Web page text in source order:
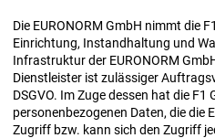
Die EURONORM GmbH nimmt die
Einrichtung, Instandhaltung und
Infrastruktur der EURONORM
Dienstleister ist zulässiger
DSGVO. Im Zuge dessen hat die F1
personenbezogenen Daten, die die
Zugriff bzw. kann sich den Zugriff